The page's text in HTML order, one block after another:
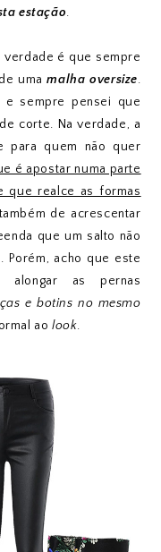
estação.
verdade é que sempre
umamalha oversize.
sempre pensei que
corte. Na verdade, a
para quem não quer
é apostar numa parte
que realce as formas
de acrescentar
que um salto não
Porém, acho que este
alongar as pernas
e botins no mesmo
aolook.